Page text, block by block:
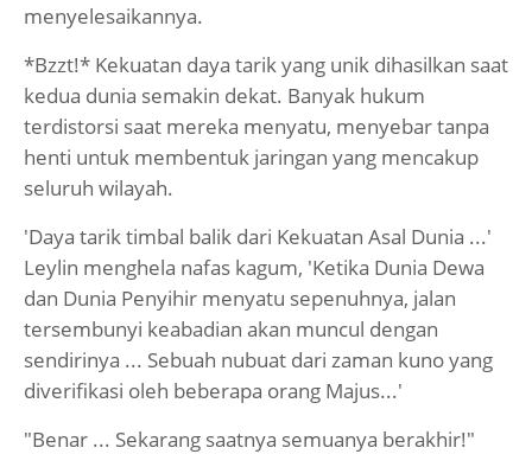
menyelesaikannya.
*Bzzt!* Kekuatan daya tarik yang unik dihasilkan saat
kedua dunia semakin dekat. Banyak hukum
terdistorsi saat mereka menyatu, menyebar tanpa
henti untuk membentuk jaringan yang mencakup
seluruh wilayah.
'Daya tarik timbal balik dari Kekuatan Asal Dunia ...'
Leylin menghela nafas kagum, 'Ketika Dunia Dewa
dan Dunia Penyihir menyatu sepenuhnya, jalan
tersembunyi keabadian akan muncul dengan
sendirinya ... Sebuah nubuat dari zaman kuno yang
diverifikasi oleh beberapa orang Majus...'
"Benar ... Sekarang saatnya semuanya berakhir!"